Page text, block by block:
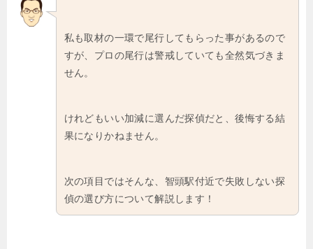
私も取材の一環で尾行してもらった事があるので
すが、プロの尾行は警戒していても全然気づきま
せん。
けれどもいい加減に選んだ探偵だと、後悔する結
果になりかねません。
次の項目ではそんな、智頭駅付近で失敗しない探
偵の選び方について解説します！